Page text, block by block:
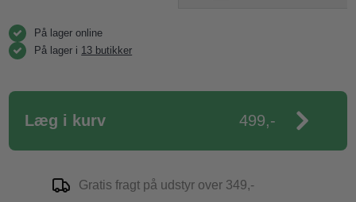
På lager online
På lager i 13 butikker
Læg i kurv 499,-
Gratis fragt på udstyr over 349,-